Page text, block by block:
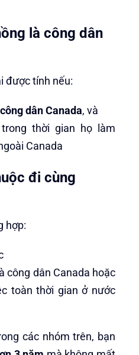
là công dân
được tính nếu:
công dân Canada, và
thời gian họ làm
Canada
đi cùng
hợp:
công dân Canada hoặc
toàn thời gian ở nước
các nhóm trên, bạn